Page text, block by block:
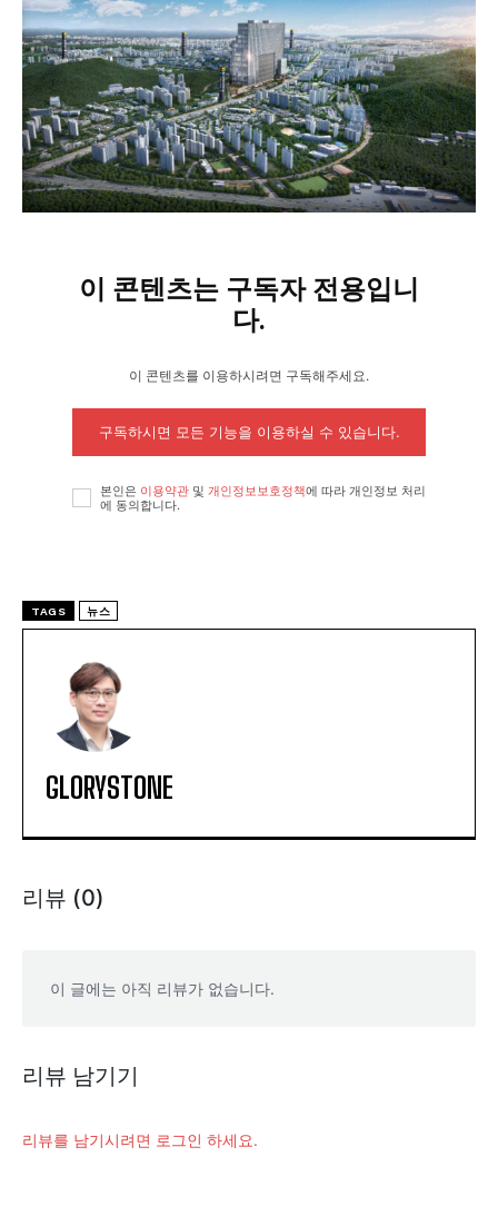
이 콘텐츠는 구독자 전용입니
다.
이 콘텐츠를 이용하시려면 구독해주세요.
구독하시면 모든 기능을 이용하실 수 있습니다.
본인은 이용약관 및 개인정보보호정책에 따라 개인정보 처리
에 동의합니다.
TAGS 뉴스
GLORYSTONE
리뷰 (0)
이 글에는 아직 리뷰가 없습니다.
리뷰 남기기
리뷰를 남기시려면 로그인 하세요.